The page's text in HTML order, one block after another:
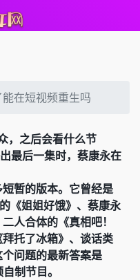
在短视频重生吗
，之后会看什么节
最后一集时，蔡康永在
暂的版本。它曾经是
《姐姐好饿》、蔡康永
人合体的《真相吧！
托了冰箱》、谈话类
问题的最新答案是
制节目。